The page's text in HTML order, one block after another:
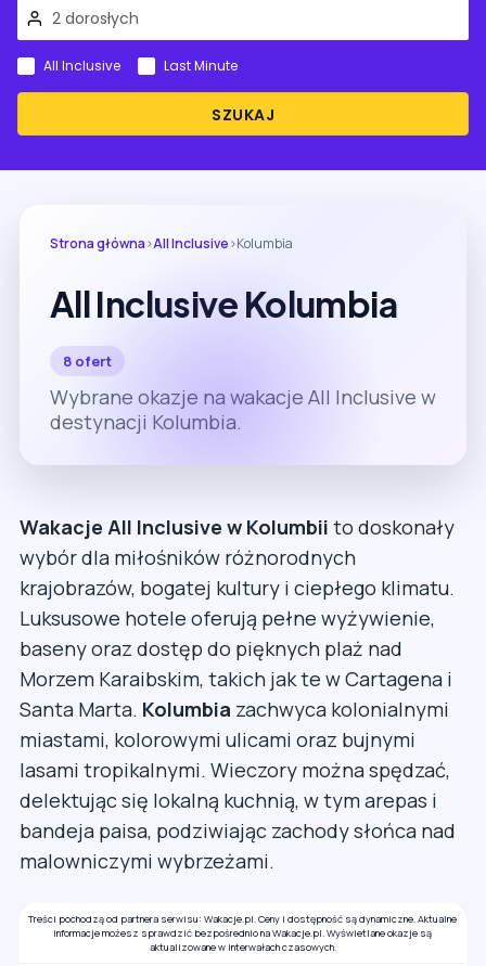
SZUKAJ
All Inclusive Last Minute
Strona główna›All Inclusive›Kolumbia
All Inclusive Kolumbia
8 ofert
Wybrane okazje na wakacje All Inclusive w
destynacji Kolumbia.
Wakacje All Inclusive w Kolumbii to doskonały
wybór dla miłośników różnorodnych
krajobrazów, bogatej kultury i ciepłego klimatu.
Luksusowe hotele oferują pełne wyżywienie,
baseny oraz dostęp do pięknych plaż nad
Morzem Karaibskim, takich jak te w Cartagena i
Santa Marta. Kolumbia zachwyca kolonialnymi
miastami, kolorowymi ulicami oraz bujnymi
lasami tropikalnymi. Wieczory można spędzać,
delektując się lokalną kuchnią, w tym arepas i
bandeja paisa, podziwiając zachody słońca nad
malowniczymi wybrzeżami.
Treści pochodzą od partnera serwisu: Wakacje.pl. Ceny i dostępność są dynamiczne. Aktualne
informacje możesz sprawdzić bezpośrednio na Wakacje.pl. Wyświetlane okazje są
aktualizowane w interwałach czasowych.